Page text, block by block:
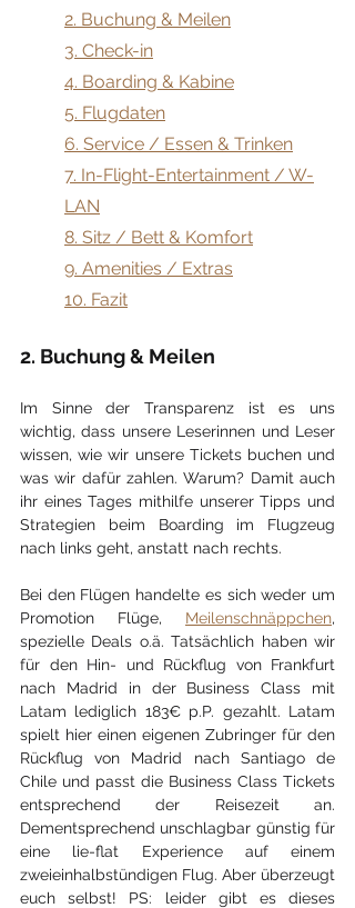
2. Buchung & Meilen
3. Check-in
4. Boarding & Kabine
5. Flugdaten
6. Service / Essen & Trinken
7. In-Flight-Entertainment / W-
LAN
8. Sitz / Bett & Komfort
9. Amenities / Extras
10. Fazit
2. Buchung & Meilen
Im Sinne der Transparenz ist es uns
wichtig, dass unsere Leserinnen und Leser
wissen, wie wir unsere Tickets buchen und
was wir dafür zahlen. Warum? Damit auch
ihr eines Tages mithilfe unserer Tipps und
Strategien beim Boarding im Flugzeug
nach links geht, anstatt nach rechts.
Bei den Flügen handelte es sich weder um
Promotion Flüge, Meilenschnäppchen,
spezielle Deals o.ä. Tatsächlich haben wir
für den Hin- und Rückflug von Frankfurt
nach Madrid in der Business Class mit
Latam lediglich 183€ p.P. gezahlt. Latam
spielt hier einen eigenen Zubringer für den
Rückflug von Madrid nach Santiago de
Chile und passt die Business Class Tickets
entsprechend der Reisezeit an.
Dementsprechend unschlagbar günstig für
eine lie-flat Experience auf einem
zweieinhalbstündigen Flug. Aber überzeugt
euch selbst! PS: leider gibt es dieses